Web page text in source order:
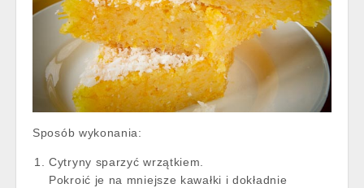
Sposób wykonania:
Cytryny sparzyć wrzątkiem.
Pokroić je na mniejsze kawałki i dokładnie